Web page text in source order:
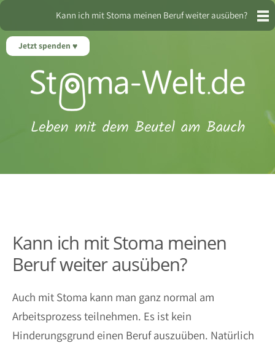
Jetzt spenden
Kann ich mit Stoma meinen Beruf weiter ausüben?
Kann ich mit Stoma meinen
Beruf weiter ausüben?
Auch mit Stoma kann man ganz normal am
Arbeitsprozess teilnehmen. Es ist kein
Hinderungsgrund einen Beruf auszuüben. Natürlich